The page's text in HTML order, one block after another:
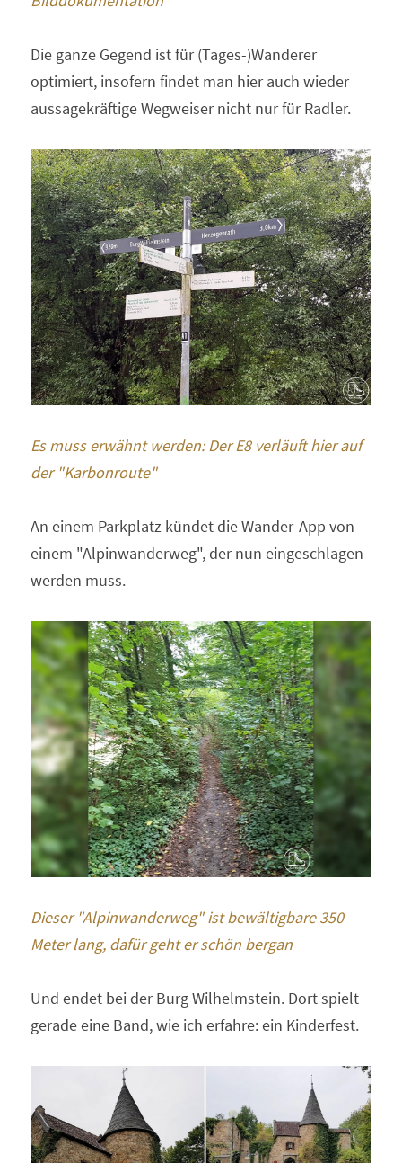
Die ganze Gegend ist für (Tages-)Wanderer
optimiert, insofern findet man hier auch wieder
aussagekräftige Wegweiser nicht nur für Radler.
Es muss erwähnt werden: Der E8 verläuft hier auf
der "Karbonroute"
An einem Parkplatz kündet die Wander-App von
einem "Alpinwanderweg", der nun eingeschlagen
werden muss.
Dieser "Alpinwanderweg" ist bewältigbare 350
Meter lang, dafür geht er schön bergan
Und endet bei der Burg Wilhelmstein. Dort spielt
gerade eine Band, wie ich erfahre: ein Kinderfest.